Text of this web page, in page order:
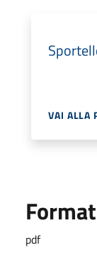
VAI ALLA
pdf